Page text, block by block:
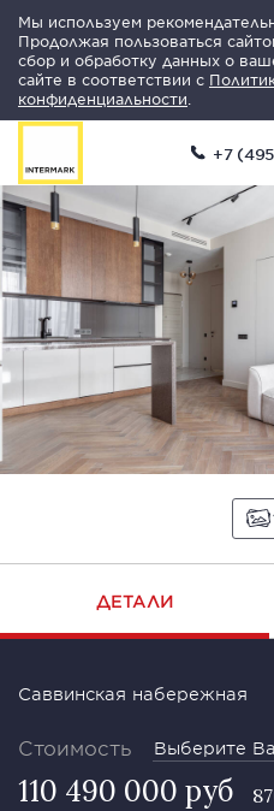
Мы используем
Продолжая пользоваться
сбор и обработку данных о
сайте в соответствии с
конфиденциальности
+7
ДЕТАЛИ
Саввинская набережная
Стоимость Выберите
110 490 000 руб